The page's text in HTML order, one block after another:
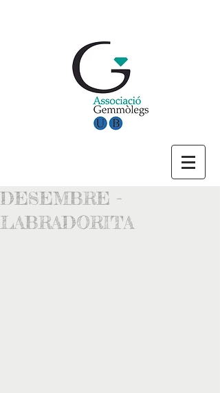
DESEMBRE -
LABRADORITA